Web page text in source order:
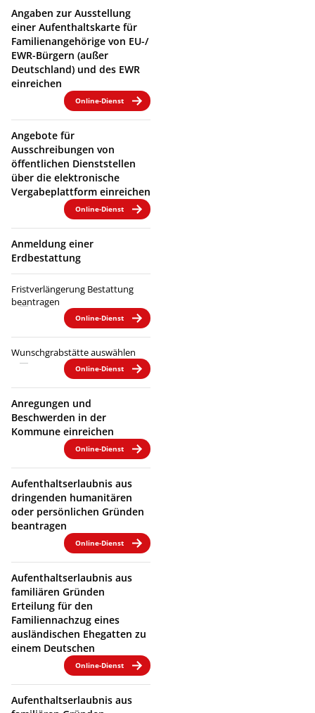
Angaben zur Ausstellung
einer Aufenthaltskarte für
Familienangehörige von EU-/
EWR-Bürgern (außer
Deutschland) und des EWR
einreichen
Online-Dienst
Angebote für
Ausschreibungen von
öffentlichen Dienststellen
über die elektronische
Vergabeplattform einreichen
Online-Dienst
Anmeldung einer
Erdbestattung
Fristverlängerung Bestattung
beantragen
Online-Dienst
Wunschgrabstätte auswählen
Online-Dienst
Anregungen und
Beschwerden in der
Kommune einreichen
Online-Dienst
Aufenthaltserlaubnis aus
dringenden humanitären
oder persönlichen Gründen
beantragen
Online-Dienst
Aufenthaltserlaubnis aus
familiären Gründen
Erteilung für den
Familiennachzug eines
ausländischen Ehegatten zu
einem Deutschen
Online-Dienst
Aufenthaltserlaubnis aus